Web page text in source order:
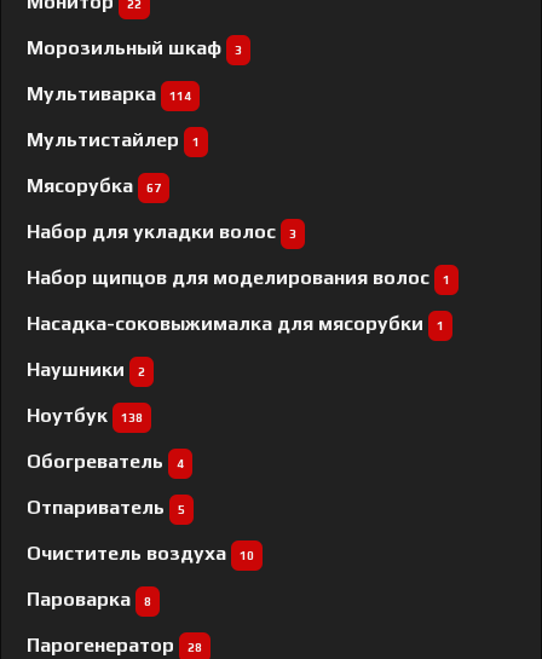
22
Морозильный шкаф 3
Мультиварка 114
Мультистайлер 1
Мясорубка 67
Набор для укладки волос 3
Набор щипцов для моделирования волос 1
Насадка-соковыжималка для мясорубки 1
Наушники 2
Ноутбук 138
Обогреватель 4
Отпариватель 5
Очиститель воздуха 10
Пароварка 8
Парогенератор 28